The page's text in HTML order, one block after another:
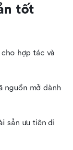
tốt
hợp tác và
nguồn mở dành
sản ưu tiên di